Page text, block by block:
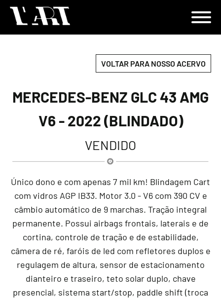
VOLTAR PARA NOSSO ACERVO
MERCEDES-BENZ GLC 43 AMG
V6 - 2022 (BLINDADO)
VENDIDO
Único dono e com apenas 7 mil km! Blindagem Cart
com vidros AGP IB33. Motor 3.0 - V6 com 390 CV e
câmbio automático de 9 marchas. Tração integral
permanente. Possui airbags frontais, laterais e de
cortina, controle de tração e de estabilidade,
câmera de ré, faróis de led com refletores duplos e
regulagem de altura, sensor de estacionamento
dianteiro e traseiro, teto solar duplo, chave
presencial, sistema start/stop, paddle shift (troca